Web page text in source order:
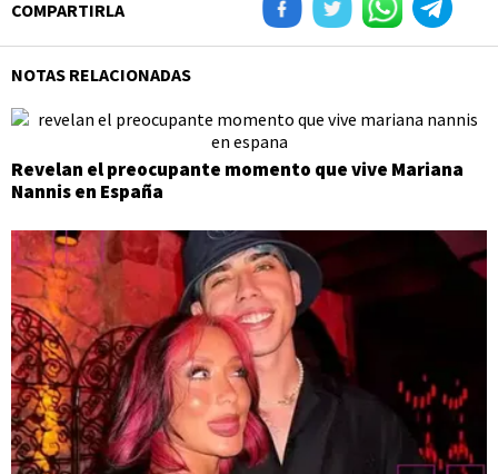
COMPARTIRLA
NOTAS RELACIONADAS
Revelan el preocupante momento que vive Mariana
Nannis en España